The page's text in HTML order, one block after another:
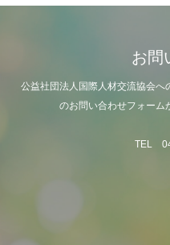
お問
公益社団法人国際人材交流協会
のお問い合わせフォーム
TEL